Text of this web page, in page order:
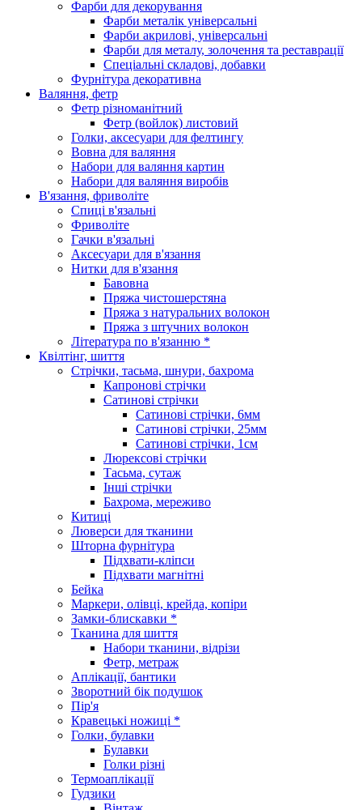
Фарби для декорування
Фарби металік універсальні
Фарби акрилові, універсальні
Фарби для металу, золочення та реставрації
Спеціальні складові, добавки
Фурнітура декоративна
Валяння, фетр
Фетр різноманітний
Фетр (войлок) листовий
Голки, аксесуари для фелтингу
Вовна для валяння
Набори для валяння картин
Набори для валяння виробів
В'язання, фриволіте
Спиці в'язальні
Фриволіте
Гачки в'язальні
Аксесуари для в'язання
Нитки для в'язання
Бавовна
Пряжа чистошерстяна
Пряжа з натуральних волокон
Пряжа з штучних волокон
Література по в'язанню *
Квілтінг, шиття
Стрічки, тасьма, шнури, бахрома
Капронові стрічки
Сатинові стрічки
Сатинові стрічки, 6мм
Сатинові стрічки, 25мм
Сатинові стрічки, 1см
Люрексові стрічки
Тасьма, сутаж
Інші стрічки
Бахрома, мереживо
Китиці
Люверси для тканини
Шторна фурнітура
Підхвати-кліпси
Підхвати магнітні
Бейка
Маркери, олівці, крейда, копіри
Замки-блискавки *
Тканина для шиття
Набори тканини, відрізи
Фетр, метраж
Аплікації, бантики
Зворотний бік подушок
Пір'я
Кравецькі ножиці *
Голки, булавки
Булавки
Голки різні
Термоаплікації
Гудзики